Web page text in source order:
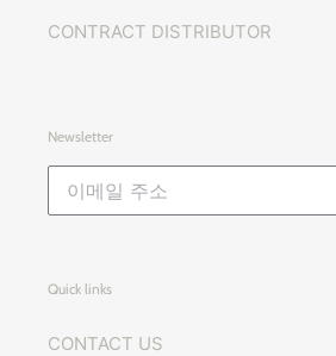
CONTRACT DISTRIBUTOR
Newsletter
Quick links
CONTACT US